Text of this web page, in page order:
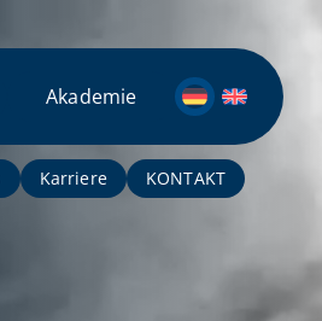
Akademie
Karriere KONTAKT